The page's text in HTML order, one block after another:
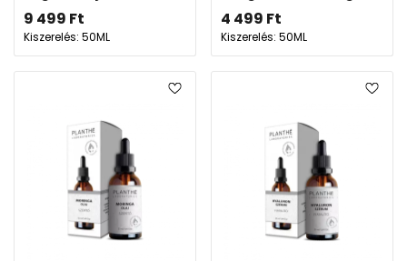
9 499 Ft
Kiszerelés: 50ML
4 499 Ft
Kiszerelés: 50ML